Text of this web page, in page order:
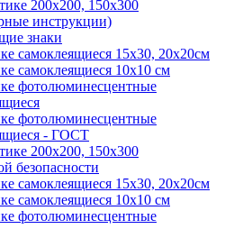
200х200, 150х300
инструкции)
знаки
самоклеящиеся 15х30, 20х20см
самоклеящиеся 10х10 см
фотолюминесцентные
фотолюминесцентные
- ГОСТ
200х200, 150х300
безопасности
самоклеящиеся 15х30, 20х20см
самоклеящиеся 10х10 см
фотолюминесцентные